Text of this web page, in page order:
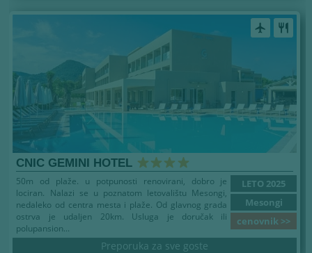
airplanemode_active restaurant
CNIC GEMINI HOTEL
LETO 2025
Mesongi
cenovnik >>
50m od plaže. u potpunosti renovirani, dobro je
lociran. Nalazi se u poznatom letovalištu Mesongi,
nedaleko od centra mesta i plaže. Od glavnog grada
ostrva je udaljen 20km. Usluga je doručak ili
polupansion...
Preporuka za sve goste